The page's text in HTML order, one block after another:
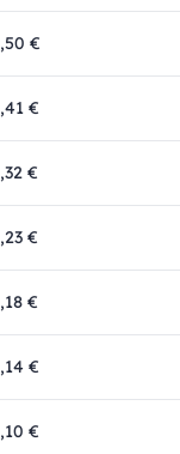
€
€
€
€
€
€
€